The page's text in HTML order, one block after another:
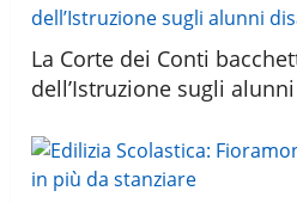
La Corte dei Conti
dell’Istruzione sugli